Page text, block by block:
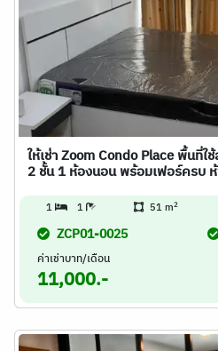
ให้เช่า Zoom Condo Place พื้นที่
2 ชั้น 1 ห้องนอน พร้อมเฟอร์ครบ
1 1 51 m2
ZCP01-0025
ค่าเช่าบาท/เดือน
11,000.-